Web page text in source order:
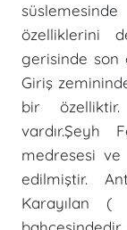
özelliklerini
gerisinde son
Giriş
bir
vardır.Şeyh
medresesi
edilmiştir.
Karayılan (